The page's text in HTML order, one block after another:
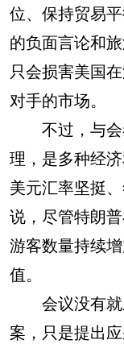
位、保持贸易
的负面言论和
只会损害美国
对手的市场。
不过，与会
理，是多种经
美元汇率坚挺
说，尽管特朗
游客数量持续
值。
会议没有就
案，只是提出